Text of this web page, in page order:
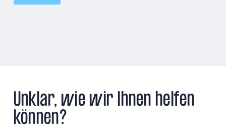
Unklar, wie wir Ihnen helfen
können?